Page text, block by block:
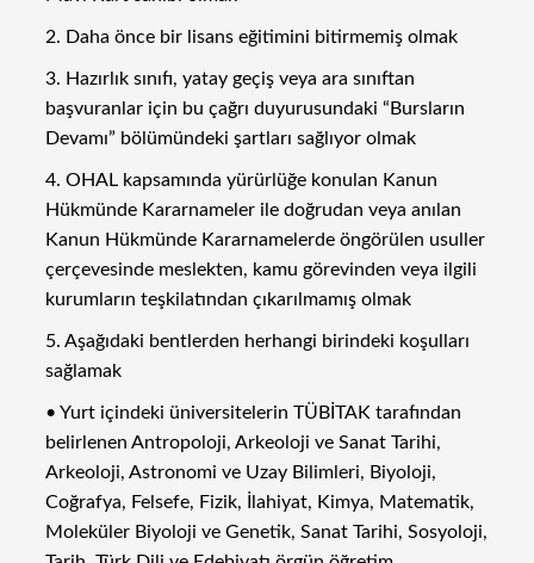
2. Daha önce bir lisans eğitimini bitirmemiş olmak
3. Hazırlık sınıfı, yatay geçiş veya ara sınıftan
başvuranlar için bu çağrı duyurusundaki “Bursların
Devamı” bölümündeki şartları sağlıyor olmak
4. OHAL kapsamında yürürlüğe konulan Kanun
Hükmünde Kararnameler ile doğrudan veya anılan
Kanun Hükmünde Kararnamelerde öngörülen usuller
çerçevesinde meslekten, kamu görevinden veya ilgili
kurumların teşkilatından çıkarılmamış olmak
5. Aşağıdaki bentlerden herhangi birindeki koşulları
sağlamak
• Yurt içindeki üniversitelerin TÜBİTAK tarafından
belirlenen Antropoloji, Arkeoloji ve Sanat Tarihi,
Arkeoloji, Astronomi ve Uzay Bilimleri, Biyoloji,
Coğrafya, Felsefe, Fizik, İlahiyat, Kimya, Matematik,
Moleküler Biyoloji ve Genetik, Sanat Tarihi, Sosyoloji,